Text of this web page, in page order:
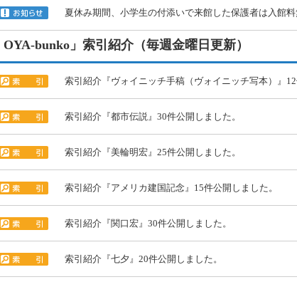
夏休み期間、小学生の付添いで来館した保護者は入館
OYA-bunko」索引紹介（毎週金曜日更新）
索引紹介『ヴォイニッチ手稿（ヴォイニッチ写本）』12
索引紹介『都市伝説』30件公開しました。
索引紹介『美輪明宏』25件公開しました。
索引紹介『アメリカ建国記念』15件公開しました。
索引紹介『関口宏』30件公開しました。
索引紹介『七夕』20件公開しました。